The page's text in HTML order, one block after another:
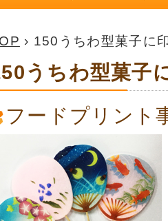
› 150うちわ型菓子に
うちわ型菓子
フードプリント